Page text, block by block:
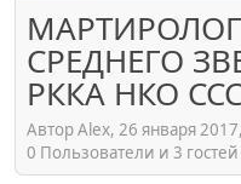
СРЕДНЕГО
РККА НКО
Автор Alex, 26 января
0 Пользователи и 3